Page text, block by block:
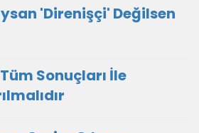
'Direnişçi' Değilsen
Sonuçları İle